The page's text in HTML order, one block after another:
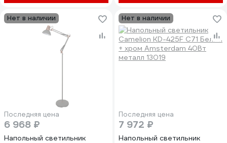
Нет в наличии
Последняя цена
6 968 ₽
Напольный светильник
Нет в наличии
Последняя цена
7 972 ₽
Напольный светильник